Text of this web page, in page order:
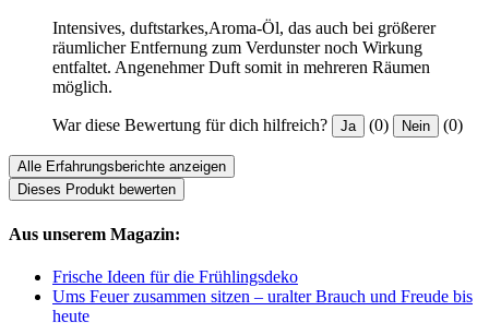
Intensives, duftstarkes,Aroma-Öl, das auch bei größerer
räumlicher Entfernung zum Verdunster noch Wirkung
entfaltet. Angenehmer Duft somit in mehreren Räumen
möglich.
War diese Bewertung für dich hilfreich? Ja (0) Nein (0)
Alle Erfahrungsberichte anzeigen
Dieses Produkt bewerten
Aus unserem Magazin:
Frische Ideen für die Frühlingsdeko
Ums Feuer zusammen sitzen – uralter Brauch und Freude bis
heute